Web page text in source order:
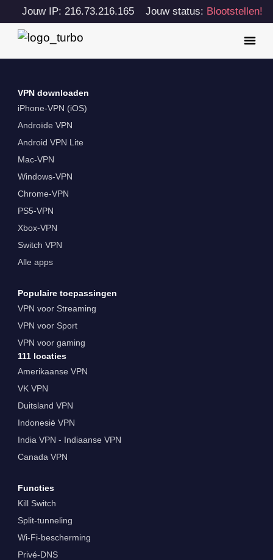
Jouw IP: 216.73.216.165 Jouw status: Blootstellen!
VPN downloaden
iPhone-VPN (iOS)
Androïde VPN
Android VPN Lite
Mac-VPN
Windows-VPN
Chrome-VPN
PS5-VPN
Xbox-VPN
Switch VPN
Alle apps
Populaire toepassingen
VPN voor Streaming
VPN voor Sport
VPN voor gaming
111 locaties
Amerikaanse VPN
VK VPN
Duitsland VPN
Indonesië VPN
India VPN - Indiaanse VPN
Canada VPN
Functies
Kill Switch
Split-tunneling
Wi-Fi-bescherming
Privé-DNS